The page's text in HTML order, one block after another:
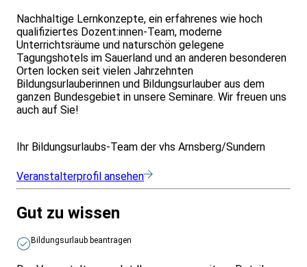
Nachhaltige Lernkonzepte, ein erfahrenes wie hoch
qualifiziertes Dozent:innen-Team, moderne
Unterrichtsräume und naturschön gelegene
Tagungshotels im Sauerland und an anderen besonderen
Orten locken seit vielen Jahrzehnten
Bildungsurlauberinnen und Bildungsurlauber aus dem
ganzen Bundesgebiet in unsere Seminare. Wir freuen uns
auch auf Sie!
Ihr Bildungsurlaubs-Team der vhs Arnsberg/Sundern
Veranstalterprofil ansehen
Gut zu wissen
Bildungsurlaub beantragen